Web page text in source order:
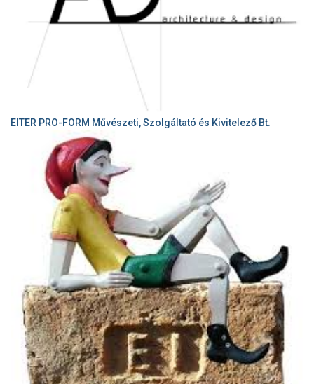
EITER PRO-FORM Művészeti, Szolgáltató és Kivitelező Bt.